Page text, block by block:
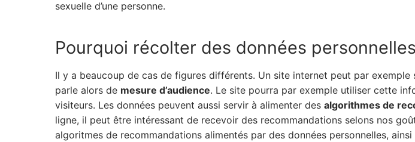
sexuelle d’une personne.
Pourquoi récolter des données
Il y a beaucoup de cas de figures différents. Un site internet peut par
parle alors de mesure d’audience. Le site pourra par exemple utiliser cette
visiteurs. Les données peuvent aussi servir à alimenter des algorithmes de
ligne, il peut être intéressant de recevoir des recommandations selons nos
algoritmes de recommandations alimentés par des données personnelles,